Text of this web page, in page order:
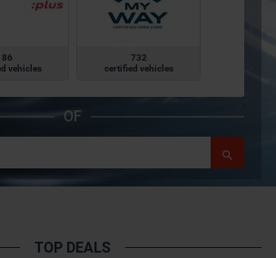
86
vehicles
732
certified vehicles
OF
TOP DEALS